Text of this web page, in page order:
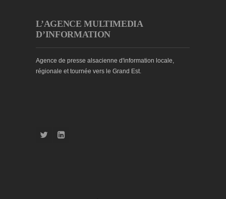
L’AGENCE MULTIMEDIA
D’INFORMATION
Agence de presse alsacienne d'information locale,
régionale et tournée vers le Grand Est.